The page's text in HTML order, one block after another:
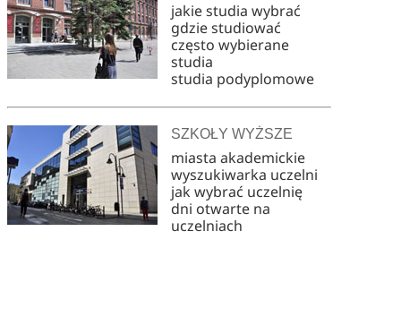
jakie studia wybrać
gdzie studiować
często wybierane
studia
studia podyplomowe
SZKOŁY WYŻSZE
miasta akademickie
wyszukiwarka uczelni
jak wybrać uczelnię
dni otwarte na
uczelniach